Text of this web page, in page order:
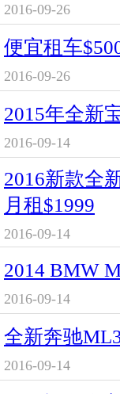
2016-09-26
便宜租车
2016-09-26
2015年全新
2016-09-14
2016新款全
月租$1999
2016-09-14
2014 BMW
2016-09-14
全新奔驰
2016-09-14